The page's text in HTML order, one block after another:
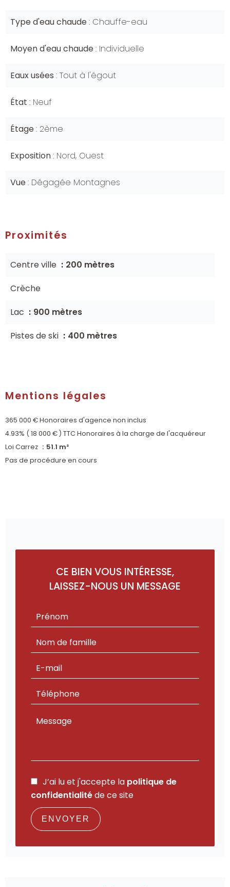
Type d'eau chaude Chauffe-eau
Moyen d'eau chaude Individuelle
Eaux usées Tout à l'égout
État Neuf
Étage 2ème
Exposition Nord, Ouest
Vue Dégagée Montagnes
Proximités
Centre ville
200 mètres
Crèche
Lac
900 mètres
Pistes de ski
400 mètres
Mentions légales
365 000 € Honoraires d'agence non inclus
4.93% ( 18 000 € ) TTC Honoraires à la charge de l'acquéreur
Loi Carrez
51.1 m²
Pas de procédure en cours
CE BIEN VOUS INTÉRESSE,
LAISSEZ-NOUS UN MESSAGE
J’ai lu et j'accepte la politique de
confidentialitéde ce site
ENVOYER